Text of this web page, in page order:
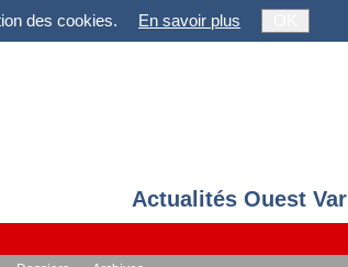
des cookies. En savoir plus
Actualités Ouest Var